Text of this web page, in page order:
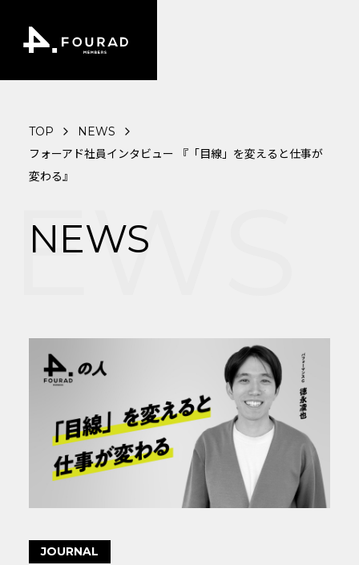
TOP
NEWS
フォーアド社員インタビュー 『「目線」を変えると仕事が
変わる』
NEWS
JOURNAL